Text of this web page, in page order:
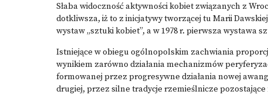
Słaba widoczność aktywności kobiet związanych z
dotkliwsza, iż to z inicjatywy tworzącej tu Marii
wystaw „sztuki kobiet”, a w 1978 r. pierwsza
Istniejące w obiegu ogólnopolskim zachwiania
wynikiem zarówno działania mechanizmów
formowanej przez progresywne działania nowej
drugiej, przez silne tradycje rzemieślnicze pozostające